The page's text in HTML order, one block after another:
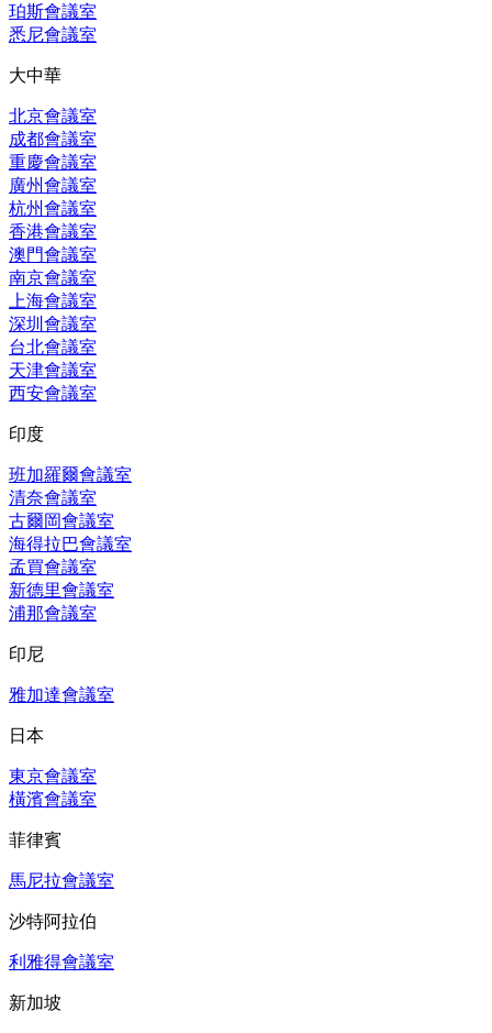
珀斯會議室
悉尼會議室
大中華
北京會議室
成都會議室
重慶會議室
廣州會議室
杭州會議室
香港會議室
澳門會議室
南京會議室
上海會議室
深圳會議室
台北會議室
天津會議室
西安會議室
印度
班加羅爾會議室
清奈會議室
古爾岡會議室
海得拉巴會議室
孟買會議室
新德里會議室
浦那會議室
印尼
雅加達會議室
日本
東京會議室
橫濱會議室
菲律賓
馬尼拉會議室
沙特阿拉伯
利雅得會議室
新加坡